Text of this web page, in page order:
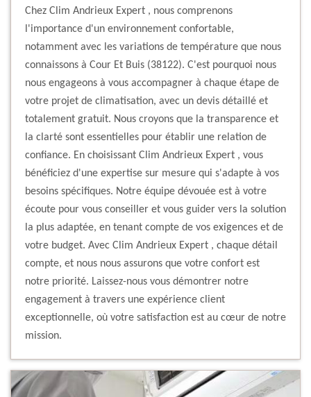
Chez Clim Andrieux Expert , nous comprenons
l'importance d'un environnement confortable,
notamment avec les variations de température que nous
connaissons à Cour Et Buis (38122). C'est pourquoi nous
nous engageons à vous accompagner à chaque étape de
votre projet de climatisation, avec un devis détaillé et
totalement gratuit. Nous croyons que la transparence et
la clarté sont essentielles pour établir une relation de
confiance. En choisissant Clim Andrieux Expert , vous
bénéficiez d'une expertise sur mesure qui s'adapte à vos
besoins spécifiques. Notre équipe dévouée est à votre
écoute pour vous conseiller et vous guider vers la solution
la plus adaptée, en tenant compte de vos exigences et de
votre budget. Avec Clim Andrieux Expert , chaque détail
compte, et nous nous assurons que votre confort est
notre priorité. Laissez-nous vous démontrer notre
engagement à travers une expérience client
exceptionnelle, où votre satisfaction est au cœur de notre
mission.